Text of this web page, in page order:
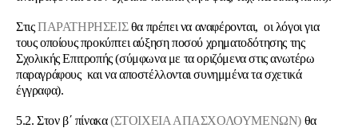
ΣτιςΠΑΡΑΤΗΡΗΣΕΙΣθα πρέπει να αναφέρονται, οι λόγοι για
τους οποίους προκύπτει αύξηση ποσού χρηματοδότησης της
Σχολικής Επιτροπής (σύμφωνα με τα οριζόμενα στις ανωτέρω
παραγράφους και να αποστέλλονται συνημμένα τα σχετικά
έγγραφα).
5.2. Στον β΄ πίνακα(ΣΤΟΙΧΕΙΑ ΑΠΑΣΧΟΛΟΥΜΕΝΩΝ) θα